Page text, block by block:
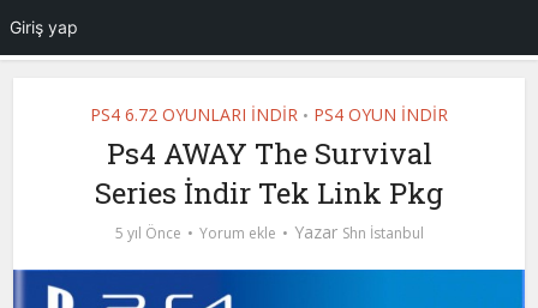
PS4 6.72 OYUNLARI İNDİR • PS4 OYUN İNDİR
Ps4 AWAY The Survival
Series İndir Tek Link Pkg
5 yıl Önce Yorum ekle Yazar Shn İstanbul
Giriş yap